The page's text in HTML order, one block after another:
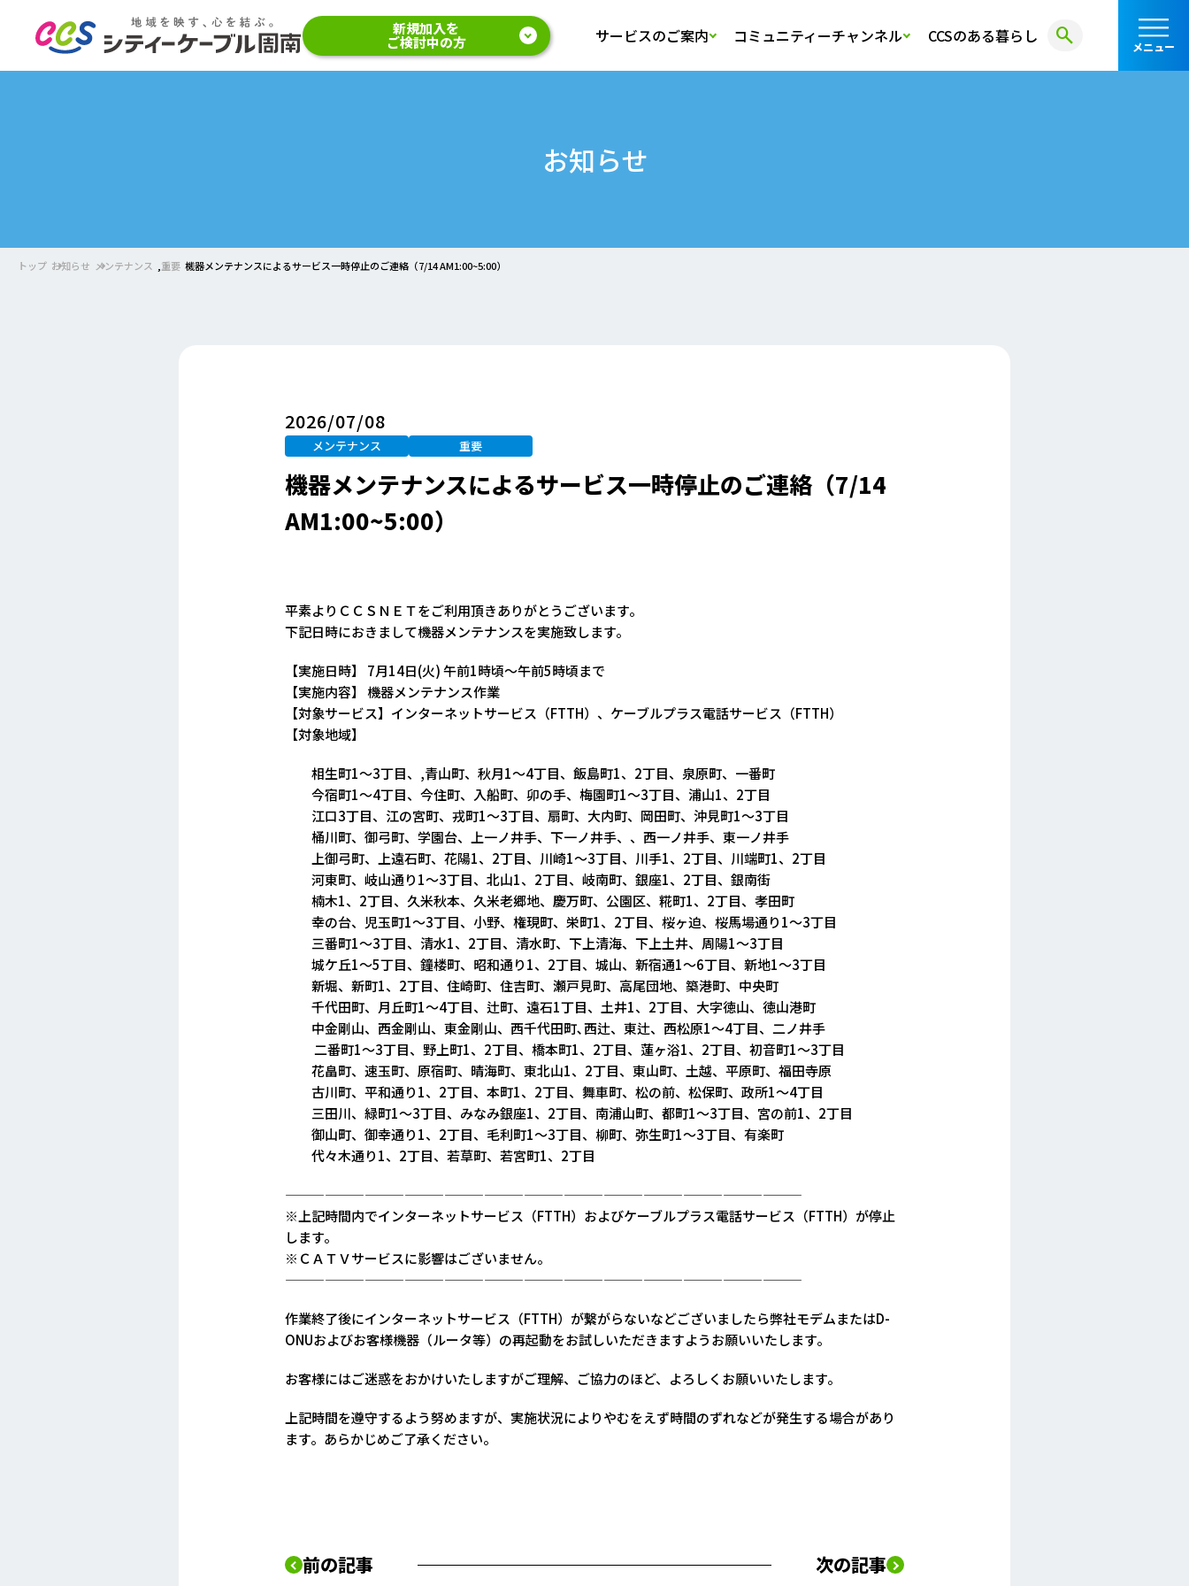
新規加入を
ご検討中の方 サービスのご案内 コミュニティーチャンネル CCSのある暮らし search メニュー
お知らせ
トップ お知らせ メンテナンス 重要 機器メンテナンスによるサービス一時停止のご連絡（7/14 AM1:00~5:00）
2026/07/08
メンテナンス 重要
機器メンテナンスによるサービス一時停止のご連絡（7/14
AM1:00~5:00）
平素よりＣＣＳＮＥＴをご利用頂きありがとうございます。
下記日時におきまして機器メンテナンスを実施致します。
【実施日時】 7月14日(火) 午前1時頃～午前5時頃まで
【実施内容】 機器メンテナンス作業
【対象サービス】インターネットサービス（FTTH）、ケーブルプラス電話サービス（FTTH）
【対象地域】
相生町1～3丁目、,青山町、秋月1～4丁目、飯島町1、2丁目、泉原町、一番町
今宿町1～4丁目、今住町、入船町、卯の手、梅園町1～3丁目、浦山1、2丁目
江口3丁目、江の宮町、戎町1～3丁目、扇町、大内町、岡田町、沖見町1～3丁目
桶川町、御弓町、学園台、上一ノ井手、下一ノ井手、、西一ノ井手、東一ノ井手
上御弓町、上遠石町、花陽1、2丁目、川崎1～3丁目、川手1、2丁目、川端町1、2丁目
河東町、岐山通り1～3丁目、北山1、2丁目、岐南町、銀座1、2丁目、銀南街
楠木1、2丁目、久米秋本、久米老郷地、慶万町、公園区、糀町1、2丁目、孝田町
幸の台、児玉町1～3丁目、小野、権現町、栄町1、2丁目、桜ヶ迫、桜馬場通り1～3丁目
三番町1～3丁目、清水1、2丁目、清水町、下上清海、下上土井、周陽1～3丁目
城ケ丘1～5丁目、鐘楼町、昭和通り1、2丁目、城山、新宿通1～6丁目、新地1～3丁目
新堀、新町1、2丁目、住崎町、住吉町、瀬戸見町、高尾団地、築港町、中央町
千代田町、月丘町1～4丁目、辻町、遠石1丁目、土井1、2丁目、大字徳山、徳山港町
中金剛山、西金剛山、東金剛山、西千代田町､西辻、東辻、西松原1～4丁目、二ノ井手
二番町1～3丁目、野上町1、2丁目、橋本町1、2丁目、蓮ヶ浴1、2丁目、初音町1～3丁目
花畠町、速玉町、原宿町、晴海町、東北山1、2丁目、東山町、土越、平原町、福田寺原
古川町、平和通り1、2丁目、本町1、2丁目、舞車町、松の前、松保町、政所1～4丁目
三田川、緑町1～3丁目、みなみ銀座1、2丁目、南浦山町、都町1～3丁目、宮の前1、2丁目
御山町、御幸通り1、2丁目、毛利町1～3丁目、柳町、弥生町1～3丁目、有楽町
代々木通り1、2丁目、若草町、若宮町1、2丁目
———————————————————————————————————————
※上記時間内でインターネットサービス（FTTH）およびケーブルプラス電話サービス（FTTH）が停止
します。
※ＣＡＴＶサービスに影響はございません。
———————————————————————————————————————
作業終了後にインターネットサービス（FTTH）が繋がらないなどございましたら弊社モデムまたはD-
ONUおよびお客様機器（ルータ等）の再起動をお試しいただきますようお願いいたします。
お客様にはご迷惑をおかけいたしますがご理解、ご協力のほど、よろしくお願いいたします。
上記時間を遵守するよう努めますが、実施状況によりやむをえず時間のずれなどが発生する場合があり
ます。あらかじめご了承ください。
前の記事 次の記事